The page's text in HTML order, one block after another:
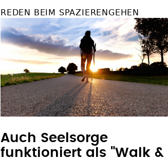
REDEN BEIM SPAZIERENGEHEN
Auch Seelsorge
funktioniert als "Walk &